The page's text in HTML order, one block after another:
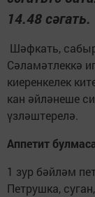
14.48 сәгать.
Шәфкать,
Сәламәтлеккә
киеренкелек
кан әйләнеше
үзләштерелә.
Аппетит
1 зур бәйләм
Петрушка,